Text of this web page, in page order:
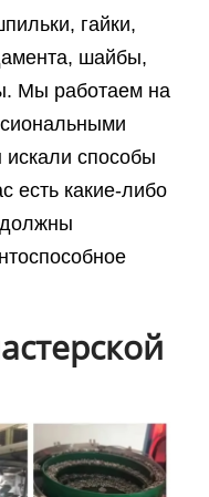
гайки,
шайбы,
Мы работаем на
способы
есть какие-либо